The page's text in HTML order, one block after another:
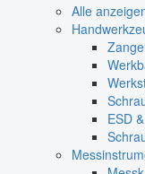
Alle
ESD